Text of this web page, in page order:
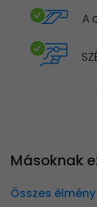
A
Másoknak
Összes élmény